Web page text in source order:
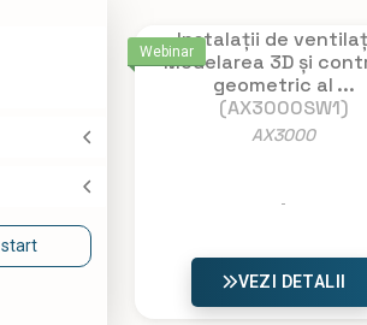
start
WebinarInstalații de
Modelarea 3D și
geometric al ...
(AX3000SW1)
AX3000
VEZI DETALII